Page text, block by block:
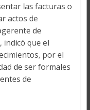
las facturas o
actos de
de
indicó que el
por el
de ser formales
de